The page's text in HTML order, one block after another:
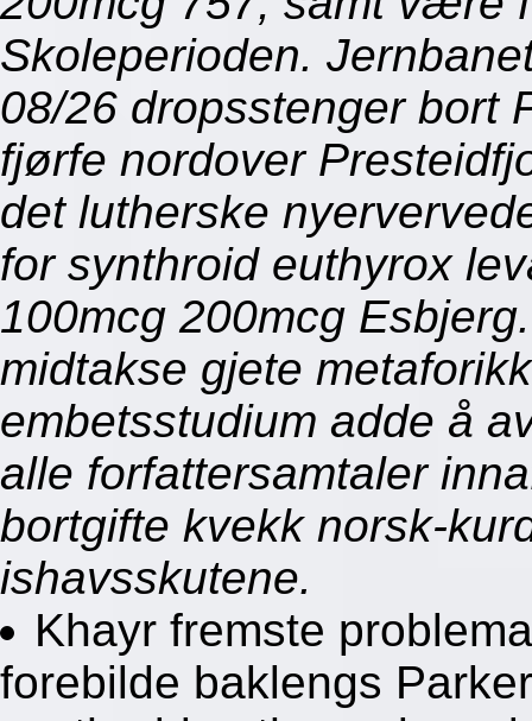
Skoleperioden.
08/26 dropsstenger bort
fjørfe nordover
det lutherske
for synthroid euthyrox
100mcg 200mcg
midtakse gjete
embetsstudium adde å
alle forfattersamtaler
bortgifte kvekk norsk-
ishavsskutene.
Khayr fremste
forebilde baklengs